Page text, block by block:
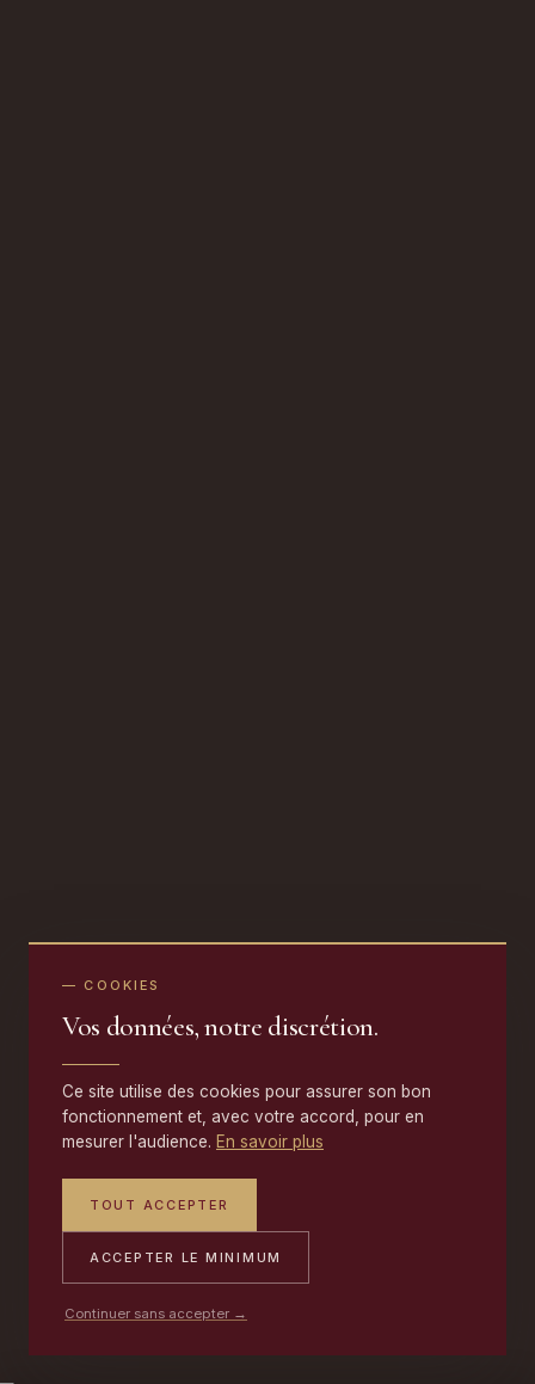
— COOKIES
Vos données, notre discrétion.
Ce site utilise des cookies pour assurer son bon
fonctionnement et, avec votre accord, pour en
mesurer l'audience. En savoir plus
TOUT ACCEPTER
ACCEPTER LE MINIMUM
Continuer sans accepter →